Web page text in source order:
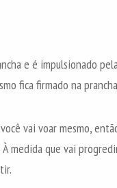
e é impulsionado
fica firmado na
vai voar mesmo,
medida que vai